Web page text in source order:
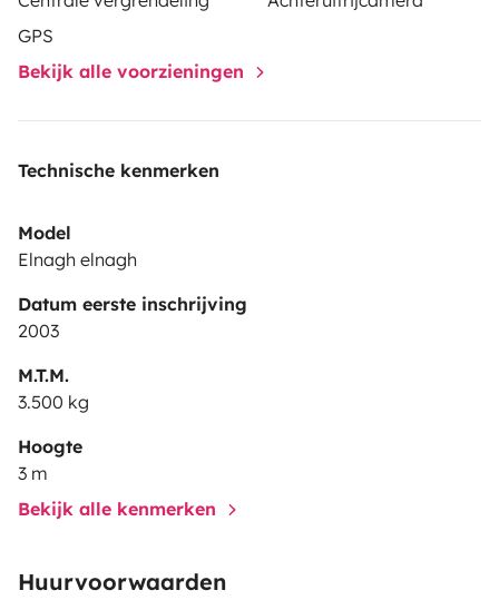
GPS
Bekijk alle voorzieningen
Technische kenmerken
Model
Elnagh elnagh
Datum eerste inschrijving
2003
M.T.M.
3.500 kg
Hoogte
3 m
Bekijk alle kenmerken
Huurvoorwaarden